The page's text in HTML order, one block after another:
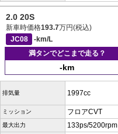
2.0 20S
新車時価格193.7万円(税込)
JC08
-km/L
満タンでどこまで走る？
-km
排気量 1997cc
ミッション フロアCVT
最大出力 133ps/5200rpm